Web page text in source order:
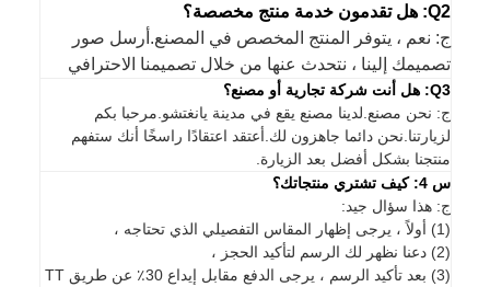
Q2: هل تقدمون خدمة منتج مخصصة؟
ج: نعم ، يتوفر المنتج المخصص في المصنع.أرسل صور
تصميمك إلينا ، نتحدث عنها من خلال تصميمنا الاحترافي
Q3: هل أنت شركة تجارية أو مصنع؟
ج: نحن مصنع.لدينا مصنع يقع في مدينة يانغتشو.مرحبا بكم
لزيارتنا.نحن دائما جاهزون لك.أعتقد اعتقادًا راسخًا أنك ستفهم
منتجنا بشكل أفضل بعد الزيارة.
س 4: كيف تشتري منتجاتك؟
ج: هذا سؤال جيد:
(1) أولاً ، يرجى إظهار المقاس التفصيلي الذي تحتاجه ،
(2) دعنا نظهر لك الرسم لتأكيد الحجز ،
(3) بعد تأكيد الرسم ، يرجى الدفع مقابل إيداع 30٪ عن طريق TT